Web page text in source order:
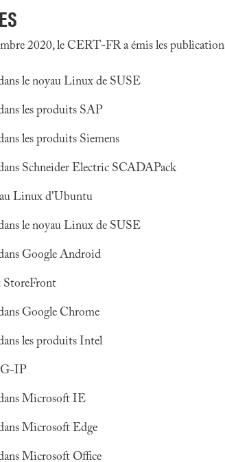
2020, le CERT-FR a émis les
le noyau Linux de SUSE
les produits SAP
les produits Siemens
Schneider Electric SCADAPack
Linux d'Ubuntu
le noyau Linux de SUSE
Google Android
StoreFront
Google Chrome
les produits Intel
IP
Microsoft IE
Microsoft Edge
Microsoft Office